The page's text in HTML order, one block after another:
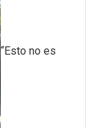
“Esto no es